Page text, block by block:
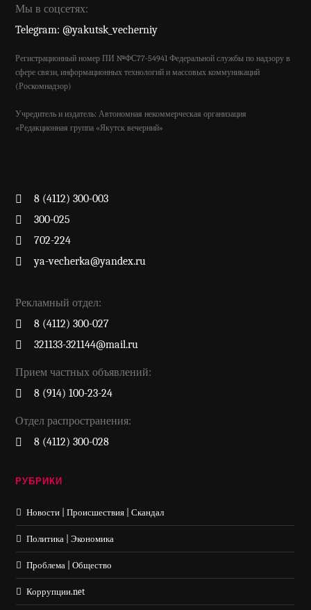
Мы в соцсетях:
Telegram: @yakutsk_vecherniy
Регистрационный номер ПИ №ФС77-54941 Федеральной службы по надзору в
сфере связи, информационных технологий и массовых коммуникаций
(Роскомнадзор)
Учредитель и издатель: Автономная некоммерческая организация
«Редакционная группа «Якутск вечерний»
8 (4112) 300-003
300-025
702-224
ya-vecherka@yandex.ru
Рекламный отдел:
8 (4112) 300-027
321133-321144@mail.ru
Прием частных объявлений:
8 (914) 100-23-24
Отдел распространения:
8 (4112) 300-028
РУБРИКИ
Новости | Происшествия | Скандал
Политика | Экономика
Проблема | Общество
Коррупции.net